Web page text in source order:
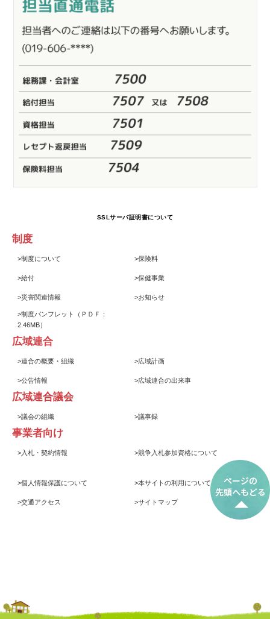
SSLサーバ証明書について
制度
>制度について >保険料
>給付 >保健事業
>災害関連情報 >お知らせ
>制度パンフレット
（ＰＤＦ：
2.46MB）
広域連合
>連合の概要・組織 >広域計画
>公告情報 >広域連合の出来事
広域連合議会
>議会の組織 >議事録
事業者向け
> 入札・契約情報 >競争入札参加資格について
>個人情報保護について >本サイトの利用について
>交通アクセス >サイトマップ